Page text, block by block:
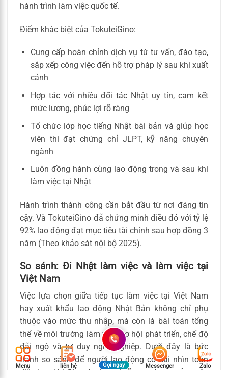
hành trình làm việc quốc tế.
Điểm khác biệt của TokuteiGino:
Cung cấp hoàn chỉnh dịch vụ từ tư vấn, đào tạo,
sắp xếp công việc đến hỗ trợ pháp lý sau khi xuất
cảnh
Hợp tác với nhiều đối tác Nhật uy tín, cam kết
mức lương, phúc lợi rõ ràng
Tổ chức lớp học tiếng Nhật bài bản và giúp học
viên thi đạt chứng chỉ JLPT, kỹ năng chuyên
ngành
Luôn đồng hành cùng lao động trong và sau khi
làm việc tại Nhật
Hành trình thành công cần bắt đầu từ nơi đáng tin
cậy. Và TokuteiGino đã chứng minh điều đó với tỷ lệ
92% lao động đạt mục tiêu tài chính sau hợp đồng 3
năm (Theo khảo sát nội bộ 2025).
So sánh: Đi Nhật làm việc và làm việc tại
Việt Nam
Việc lựa chọn giữa tiếp tục làm việc tại Việt Nam
hay xuất khẩu lao động Nhật Bản không chỉ phụ
thuộc vào mức thu nhập, mà còn là bài toán tổng
thể về môi trường làm việc, cơ hội phát triển, chế độ
đãi ngộ và tư duy nghề nghiệp. Dưới đây là bức
tranh so sánh để người lao động có cái nhìn toàn
diện hơn khi đứng trước ngả rẽ quan trọng của cuộc
Menu liên hệ Gọi ngay Messenger Zalo